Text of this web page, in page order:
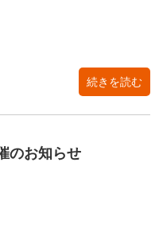
続きを読む
のお知らせ